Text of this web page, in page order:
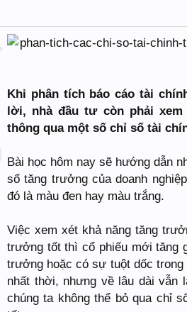
Khi phân tích báo cáo tài
lời, nhà đầu tư còn phải
thông qua một số chỉ số tài
Bài học hôm nay sẽ hướng dẫn
số tăng trưởng của doanh
đó là màu đen hay màu trắng.
Việc xem xét khả năng tăng
trưởng tốt thì cổ phiếu mới tăng
trưởng hoặc có sự tuột dốc trong
nhất thời, nhưng về lâu dài vẫn
chúng ta không thể bỏ qua chỉ